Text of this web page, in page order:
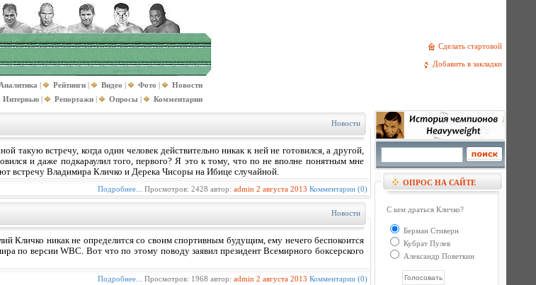
Сделать стартовой
Добавить в закладки
Аналитика | Рейтинги | Видео | Фото |
Новости
Интервью | Репортажи | Опросы | Комментарии
Новости
такую встречу, когда один человек действительно никак к ней не готовился, а другой,
и даже подкараулил того, первого? Я это к тому, что по не вполне понятным мне
встречу Владимира Кличко и Дерека Чисоры на Ибице случайной.
Подробнее... Просмотров: 2428 автор: admin 2 августа 2013 Комментарии (0)
Новости
Кличко никак не определится со своим спортивным будущим, ему нечего беспокоится
по версии WBC. Вот что по этому поводу заявил президент Всемирного боксерского
Подробнее... Просмотров: 1968 автор: admin 2 августа 2013 Комментарии (0)
ОПРОС НА САЙТЕ
С кем драться Кличко?
Берман Стиверн
Кубрат Пулев
Александр Поветкин